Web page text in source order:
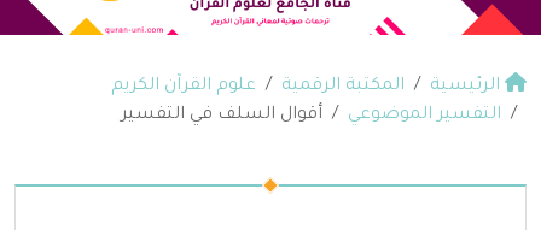
الرئيسية المكتبة الرقمية
علوم القرآن الكريم
التفسير الموضوعي
أقوال السلف في التفسير